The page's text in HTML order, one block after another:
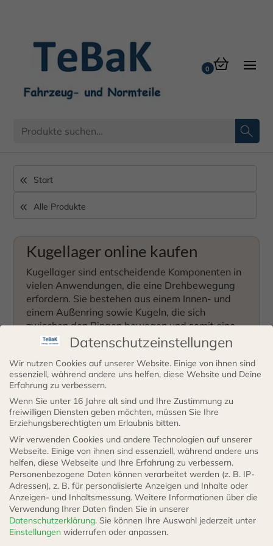
Start
Alle Produkte
Kugellager online kaufen
Kugellager sind entscheidende Komponenten in
vielen Anwendungen, die eine Drehbewegung
erfordern. Sie bestehen aus einem Innen- und
einem Außenring sowie Kugeln, die sich
zwischen den Ringen bewegen und somit eine
reibungsarme Drehbewegung ermöglichen.
Es wurden keine Produkte gefunden, die
deiner Auswahl entsprechen.
Datenschutzeinstellungen
Wir nutzen Cookies auf unserer Website. Einige von ihnen sind
essenziell, während andere uns helfen, diese Website und Deine
Erfahrung zu verbessern.
Wenn Sie unter 16 Jahre alt sind und Ihre Zustimmung zu
freiwilligen Diensten geben möchten, müssen Sie Ihre
Erziehungsberechtigten um Erlaubnis bitten.
Wir verwenden Cookies und andere Technologien auf unserer
Webseite. Einige von ihnen sind essenziell, während andere uns
helfen, diese Webseite und Ihre Erfahrung zu verbessern.
Personenbezogene Daten können verarbeitet werden (z. B. IP-
Adressen), z. B. für personalisierte Anzeigen und Inhalte oder
Anzeigen- und Inhaltsmessung. Weitere Informationen über die
Verwendung Ihrer Daten finden Sie in unserer
Datenschutzerklärung. Sie können Ihre Auswahl jederzeit unter
Einstellungen widerrufen oder anpassen.